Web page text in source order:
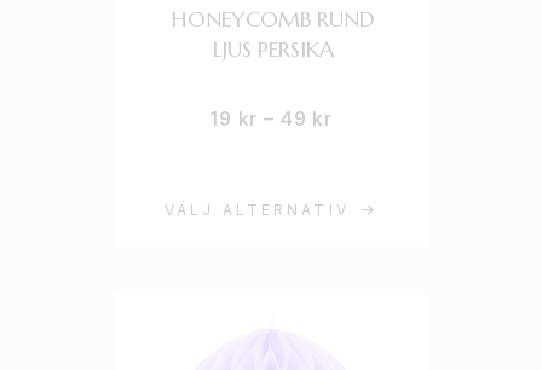
VÄLJ ALTERNATIV
HONEYCOMB RUND
LJUS PERSIKA
19 kr – 49 kr